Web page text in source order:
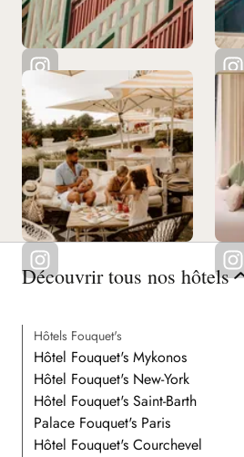
Découvrir tous nos hôtels
Hôtels Fouquet's
Hôtel Fouquet's Mykonos
Hôtel Fouquet's New-York
Hôtel Fouquet's Saint-Barth
Palace Fouquet's Paris
Hôtel Fouquet's Courchevel